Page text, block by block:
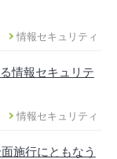
情報セキュリティ
情報セキュリテ
情報セキュリティ
施行にともなう